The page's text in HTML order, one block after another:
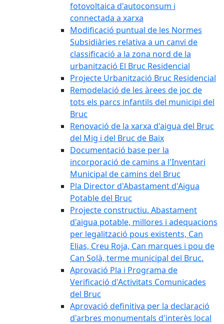
fotovoltaica d'autoconsum i
connectada a xarxa
Modificació puntual de les Normes
Subsidiàries relativa a un canvi de
classificació a la zona nord de la
urbanització El Bruc Residencial
Projecte Urbanització Bruc Residencial
Remodelació de les àrees de joc de
tots els parcs infantils del municipi del
Bruc
Renovació de la xarxa d'aigua del Bruc
del Mig i del Bruc de Baix
Documentació base per la
incorporació de camins a l'Inventari
Municipal de camins del Bruc
Pla Director d'Abastament d'Aigua
Potable del Bruc
Projecte constructiu. Abastament
d'aigua potable, millores i adequacions
per legalització pous existents, Can
Elias, Creu Roja, Can marques i pou de
Can Solà, terme municipal del Bruc.
Aprovació Pla i Programa de
Verificació d'Activitats Comunicades
del Bruc
Aprovació definitiva per la declaració
d'arbres monumentals d'interès local